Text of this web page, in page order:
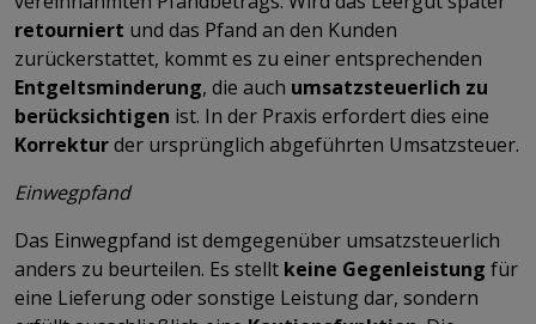
retourniert und das Pfand an den Kunden
zurückerstattet, kommt es zu einer entsprechenden
Entgeltsminderung, die auch umsatzsteuerlich zu
berücksichtigen ist. In der Praxis erfordert dies eine
Korrekturder ursprünglich abgeführten Umsatzsteuer.
Einwegpfand
Das Einwegpfand ist demgegenüber umsatzsteuerlich
anders zu beurteilen. Es stellt keine Gegenleistung für
eine Lieferung oder sonstige Leistung dar, sondern